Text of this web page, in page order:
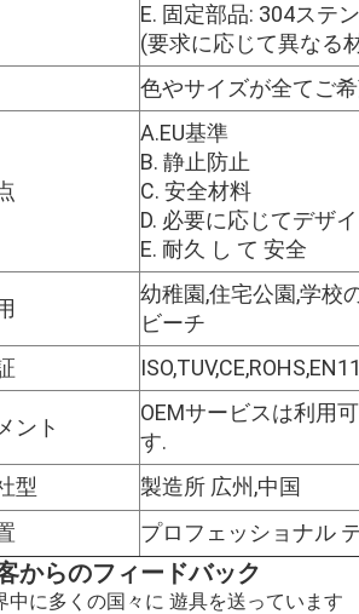
E. 固定部品: 304ステ
(要求に応じて異なる
色やサイズが全てご
A.EU基準
B. 静止防止
C. 安全材料
D. 必要に応じてデザ
E. 耐久 し て 安全
幼稚園,住宅公園,学校
ビーチ
ント
OEMサービスは利用
す.
型
製造所 広州,中国
プロフェッショナル
からのフィードバック
中に多くの国々に 遊具を送っています